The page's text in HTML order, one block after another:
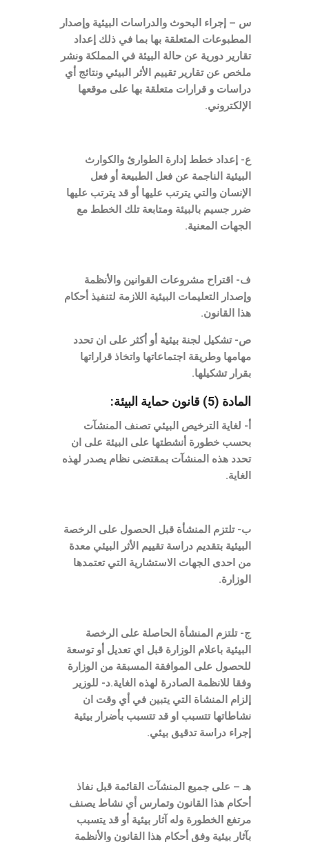
س – إجراء البحوث والدراسات البيئية وإصدار
المطبوعات المتعلقة بها بما في ذلك إعداد
تقارير دورية عن حالة البيئة في المملكة ونشر
ملخص عن تقارير تقييم الأثر البيئي ونتائج أي
دراسات و قرارات متعلقة بها على موقعها
الإلكتروني.
ع- إعداد خطط إدارة الطوارئ والكوارث
البيئية الناجمة عن فعل الطبيعة أو فعل
الإنسان والتي يترتب عليها أو قد يترتب عليها
ضرر جسيم بالبيئة ومتابعة تلك الخطط مع
الجهات المعنية.
ف- اقتراح مشروعات القوانين والأنظمة
وإصدار التعليمات البيئية اللازمة لتنفيذ أحكام
هذا القانون.
ص- تشكيل لجنة بيئية أو أكثر على ان تحدد
مهامها وطريقة اجتماعاتها واتخاذ قراراتها
بقرار تشكيلها.
المادة (5) قانون حماية البيئة:
أ- لغاية الترخيص البيئي تصنف المنشآت
بحسب خطورة أنشطتها على البيئة على ان
تحدد هذه المنشآت بمقتضى نظام يصدر لهذه
الغاية.
ب- تلتزم المنشأة قبل الحصول على الرخصة
البيئية بتقديم دراسة تقييم الأثر البيئي معدة
من احدى الجهات الاستشارية التي تعتمدها
الوزارة.
ج- تلتزم المنشأة الحاصلة على الرخصة
البيئية باعلام الوزارة قبل اي تعديل أو توسعة
للحصول على الموافقة المسبقة من الوزارة
وفقا للانظمة الصادرة لهذه الغاية.د- للوزير
إلزام المنشاة التي يتبين في أي وقت ان
نشاطاتها تتسبب او قد تتسبب بأضرار بيئية
إجراء دراسة تدقيق بيئي.
هـ – على جميع المنشآت القائمة قبل نفاذ
أحكام هذا القانون وتمارس أي نشاط يصنف
مرتفع الخطورة وله آثار بيئية أو قد يتسبب
بآثار بيئية وفق أحكام هذا القانون والأنظمة